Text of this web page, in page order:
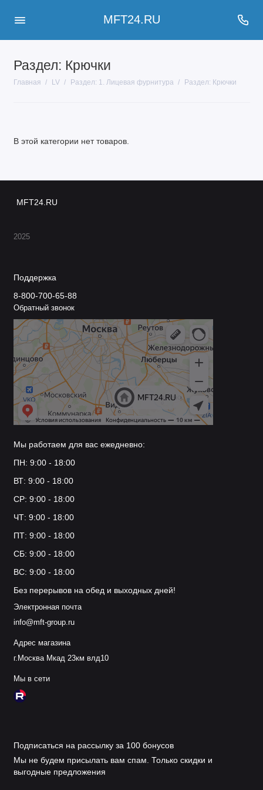
MFT24.RU
Раздел: Крючки
Главная LV Раздел: 1. Лицевая фурнитура Раздел: Крючки
В этой категории нет товаров.
MFT24.RU
2025
Поддержка
8-800-700-65-88
Обратный звонок
Мы работаем для вас ежедневно:
ПН: 9:00 - 18:00
ВТ: 9:00 - 18:00
СР: 9:00 - 18:00
ЧТ: 9:00 - 18:00
ПТ: 9:00 - 18:00
СБ: 9:00 - 18:00
ВС: 9:00 - 18:00
Без перерывов на обед и выходных дней!
Электронная почта
info@mft-group.ru
Адрес магазина
г.Москва Мкад 23км влд10
Мы в сети
Подписаться на рассылку за 100 бонусов
Мы не будем присылать вам спам. Только скидки и
выгодные предложения